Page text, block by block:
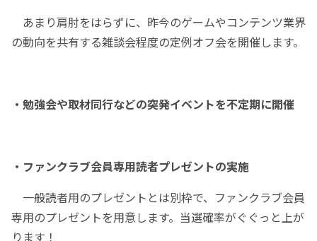
あまり肩肘をはらずに、昨今のゲームやコンテンツ業界
の動向を共有する雑談会程度の定例オフ会を開催します。
・勉強会や取材同行などの突発イベントを不定期に開催
・ファンクラブ会員専用読者プレゼントの実施
一般読者用のプレゼントとは別枠で、ファンクラブ会員
専用のプレゼントを用意します。当選確率がぐぐっと上が
ります！